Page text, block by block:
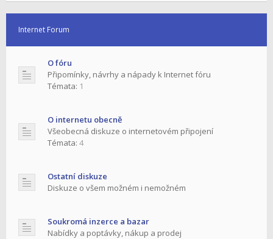
Internet Forum
O fóru
Připomínky, návrhy a nápady k Internet fóru
Témata: 1
O internetu obecně
Všeobecná diskuze o internetovém připojení
Témata: 4
Ostatní diskuze
Diskuze o všem možném i nemožném
Soukromá inzerce a bazar
Nabídky a poptávky, nákup a prodej